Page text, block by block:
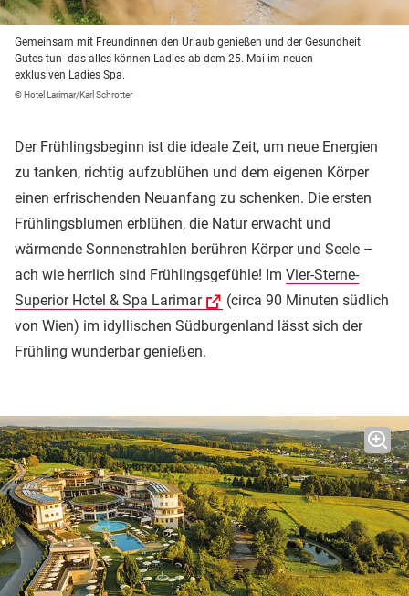
Gemeinsam mit Freundinnen den Urlaub genießen und der Gesundheit
Gutes tun- das alles können Ladies ab dem 25. Mai im neuen
exklusiven Ladies Spa.
© Hotel Larimar/Karl Schrotter
Der Frühlingsbeginn ist die ideale Zeit, um neue Energien
zu tanken, richtig aufzublühen und dem eigenen Körper
einen erfrischenden Neuanfang zu schenken. Die ersten
Frühlingsblumen erblühen, die Natur erwacht und
wärmende Sonnenstrahlen berühren Körper und Seele –
ach wie herrlich sind Frühlingsgefühle! Im Vier-Sterne-
Superior Hotel & Spa Larimar
(circa 90 Minuten südlich
von Wien) im idyllischen Südburgenland lässt sich der
Frühling wunderbar genießen.